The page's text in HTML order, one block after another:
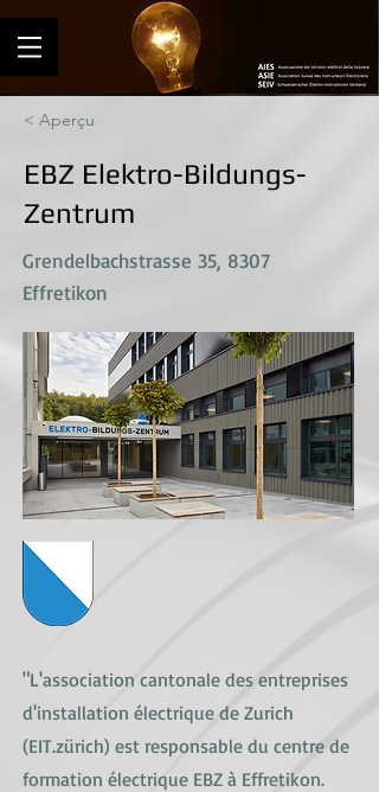
< Aperçu
EBZ Elektro-Bildungs-
Zentrum
Grendelbachstrasse 35, 8307
Effretikon
"L'association cantonale des entreprises
d'installation électrique de Zurich
(EIT.zürich) est responsable du centre de
formation électrique EBZ à Effretikon.